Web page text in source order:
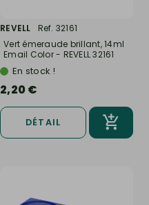
REVELL
Ref. 32161
Vert émeraude brillant, 14ml
Email Color - REVELL 32161
En stock !
2,20 €
DÉTAIL